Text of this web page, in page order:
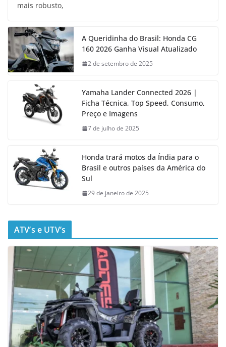
mais robusto,
A Queridinha do Brasil: Honda CG
160 2026 Ganha Visual Atualizado
2 de setembro de 2025
Yamaha Lander Connected 2026 |
Ficha Técnica, Top Speed, Consumo,
Preço e Imagens
7 de julho de 2025
Honda trará motos da Índia para o
Brasil e outros países da América do
Sul
29 de janeiro de 2025
ATV’s e UTV’s